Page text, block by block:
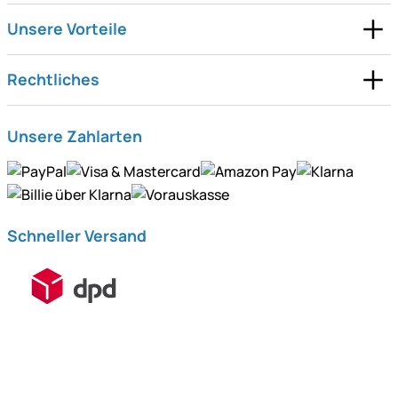
Unsere Vorteile
Rechtliches
Unsere Zahlarten
Schneller Versand